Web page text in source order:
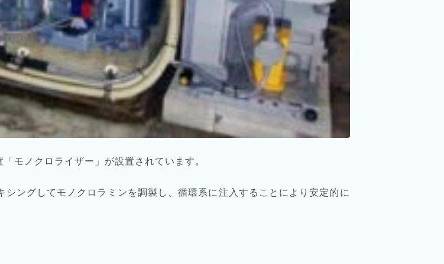
モノクロライザー」が設置されています。
ングしてモノクロラミンを調製し、循環系に注入することにより安定的に